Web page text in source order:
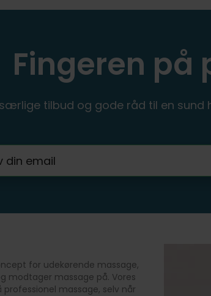
Fingeren på
tilbud og gode råd til en sund
for udekørende massage,
modtager massage på. Vores
massage, selv når